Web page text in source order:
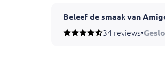
Beleef de smaak van
Ontdek een wereld vol
34 reviews•